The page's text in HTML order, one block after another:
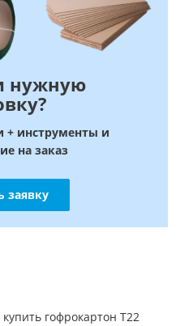
нужную
+ инструменты и
на заказ
заявку
гофрокартон Т22